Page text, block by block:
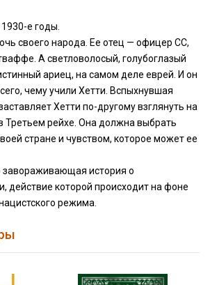
е годы.
своего народа. Ее отец — офицер СС,
А светловолосый, голубоглазый
ариец, на самом деле еврей. И он
чему учили Хетти. Вспыхнувшая
Хетти по-другому взглянуть на
Третьем рейхе. Она должна выбрать
стране и чувством, которое может ее
завораживающая история о
действие которой происходит на фоне
режима.